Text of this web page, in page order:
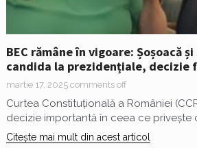
BEC rămâne în vigoare: Șoșoacă
candida la prezidențiale, decizie
martie 17, 2025 comments off
Curtea Constituțională a României
decizie importantă în ceea ce privește
Citește mai mult din acest articol